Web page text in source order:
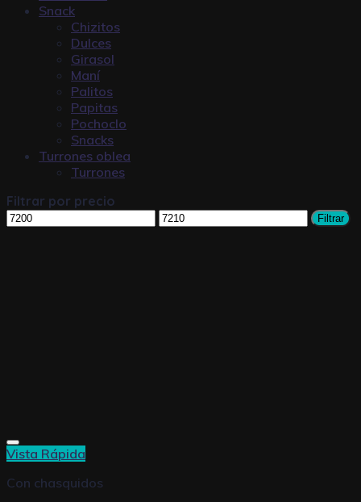
Snack
Chizitos
Dulces
Girasol
Maní
Palitos
Papitas
Pochoclo
Snacks
Turrones oblea
Turrones
Filtrar por precio
Filtrar
Vista Rápida
Con chasquidos